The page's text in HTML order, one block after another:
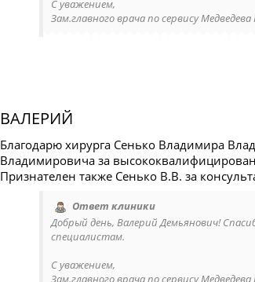
C уважением,
Зам.главного врача по сервису
ВАЛЕРИЙ
Благодарю хирурга Сенько Владимира
Владимировича за
Признателен также Сенько В.В. за
Ответ клиники
Добрый день, Валерий Демьянович!
специалистам.
C уважением,
Зам.главного врача по сервису